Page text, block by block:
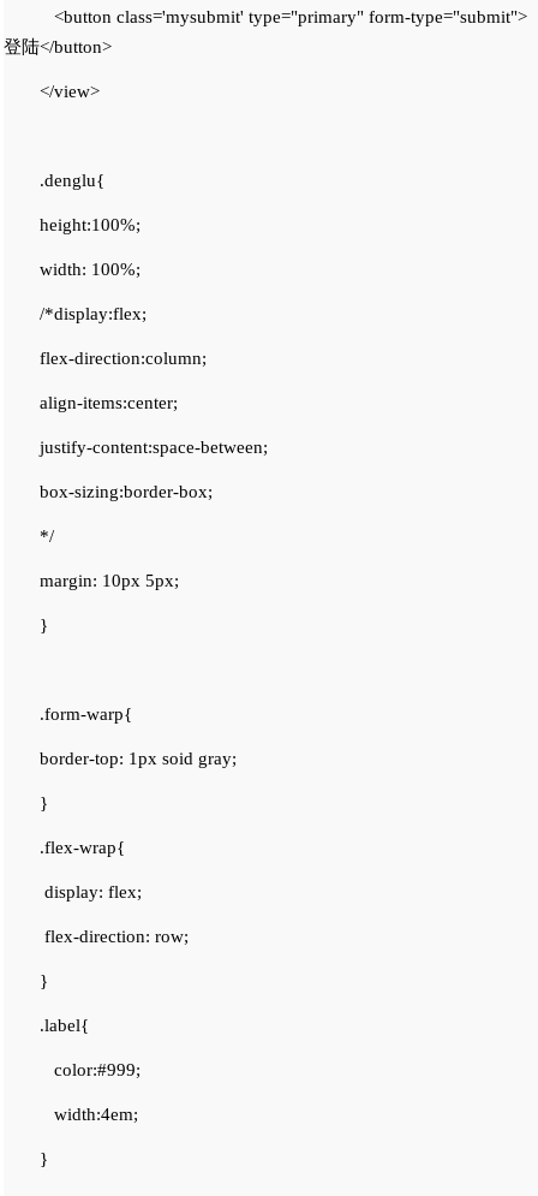
<button class='mysubmit' type="primary" form-type="submit">
登陆</button>
</view>
.denglu{
height:100%;
width: 100%;
/*display:flex;
flex-direction:column;
align-items:center;
justify-content:space-between;
box-sizing:border-box;
*/
margin: 10px 5px;
}
.form-warp{
border-top: 1px soid gray;
}
.flex-wrap{
display: flex;
flex-direction: row;
}
.label{
color:#999;
width:4em;
}